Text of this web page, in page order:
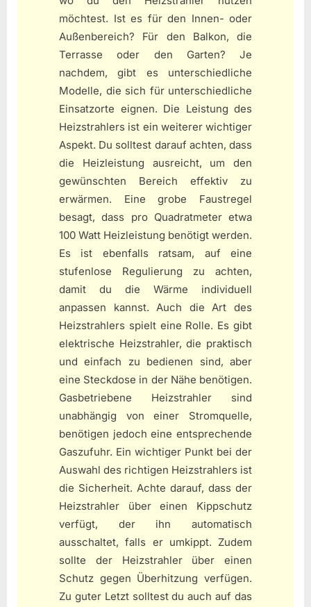
möchtest. Ist es für den Innen- oder
Außenbereich? Für den Balkon, die
Terrasse oder den Garten? Je
nachdem, gibt es unterschiedliche
Modelle, die sich für unterschiedliche
Einsatzorte eignen. Die Leistung des
Heizstrahlers ist ein weiterer wichtiger
Aspekt. Du solltest darauf achten, dass
die Heizleistung ausreicht, um den
gewünschten Bereich effektiv zu
erwärmen. Eine grobe Faustregel
besagt, dass pro Quadratmeter etwa
100 Watt Heizleistung benötigt werden.
Es ist ebenfalls ratsam, auf eine
stufenlose Regulierung zu achten,
damit du die Wärme individuell
anpassen kannst. Auch die Art des
Heizstrahlers spielt eine Rolle. Es gibt
elektrische Heizstrahler, die praktisch
und einfach zu bedienen sind, aber
eine Steckdose in der Nähe benötigen.
Gasbetriebene Heizstrahler sind
unabhängig von einer Stromquelle,
benötigen jedoch eine entsprechende
Gaszufuhr. Ein wichtiger Punkt bei der
Auswahl des richtigen Heizstrahlers ist
die Sicherheit. Achte darauf, dass der
Heizstrahler über einen Kippschutz
verfügt, der ihn automatisch
ausschaltet, falls er umkippt. Zudem
sollte der Heizstrahler über einen
Schutz gegen Überhitzung verfügen.
Zu guter Letzt solltest du auch auf das